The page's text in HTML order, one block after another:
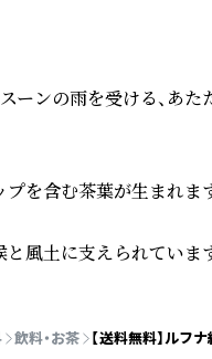
ーンの雨を受ける、あた
を含む茶葉が生まれます
風土に支えられています
飲料・お茶 【送料無料】ルフ